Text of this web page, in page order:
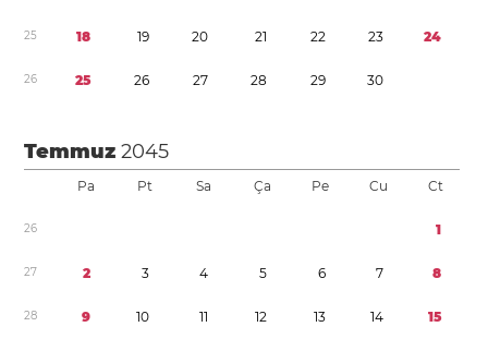
25 18 19 20 21 22 23 24
26 25 26 27 28 29 30
Temmuz2045
Pa Pt Sa Ça Pe Cu Ct
26 1
27 2 3 4 5 6 7 8
28 9 10 11 12 13 14 15